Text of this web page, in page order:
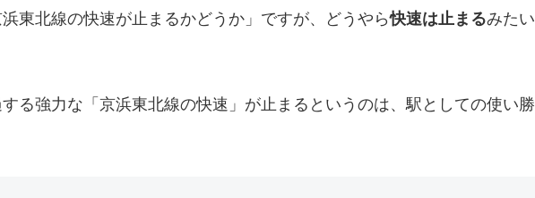
東北線の快速が止まるかどうか」ですが、どうやら快速は止まるみたい
る強力な「京浜東北線の快速」が止まるというのは、駅としての使い勝